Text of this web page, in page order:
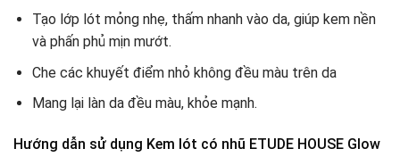
Tạo lớp lót mỏng nhẹ, thấm nhanh vào da, giúp kem nền
và phấn phủ mịn mướt.
Che các khuyết điểm nhỏ không đều màu trên da
Mang lại làn da đều màu, khỏe mạnh.
Hướng dẫn sử dụng Kem lót có nhũ ETUDE HOUSE Glow